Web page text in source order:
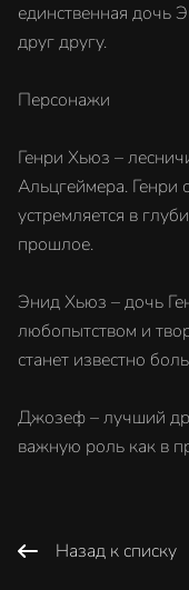
единственная дочь
друг другу.
Персонажи
Генри Хьюз –
Альцгеймера. Генри
устремляется в
прошлое.
Энид Хьюз – дочь
любопытством и
станет известно
Джозеф – лучший
важную роль как в
Назад к списку